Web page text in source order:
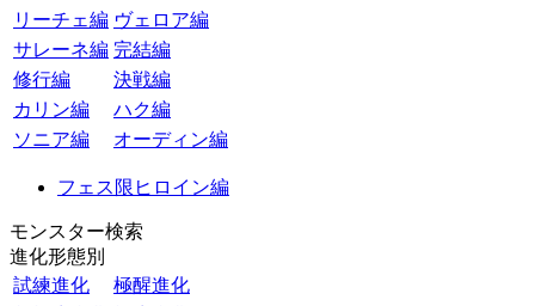
リーチェ編 ヴェロア編
サレーネ編 完結編
修行編
決戦編
カリン編
ハク編
ソニア編
オーディン編
フェス限ヒロイン編
モンスター検索
進化形態別
試練進化
極醒進化